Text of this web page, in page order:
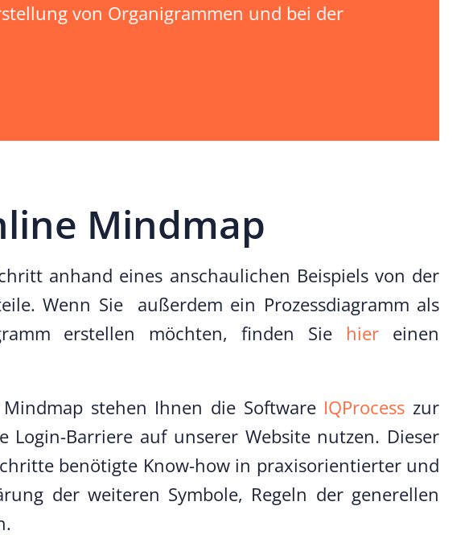
von Organigrammen und bei der
Mindmap
anhand eines anschaulichen Beispiels von der
Wenn Sie außerdem ein Prozessdiagramm als
erstellen möchten, finden Sie hier einen
stehen Ihnen die Software IQProcess zur
Barriere auf unserer Website nutzen. Dieser
benötigte Know-how in praxisorientierter und
der weiteren Symbole, Regeln der generellen